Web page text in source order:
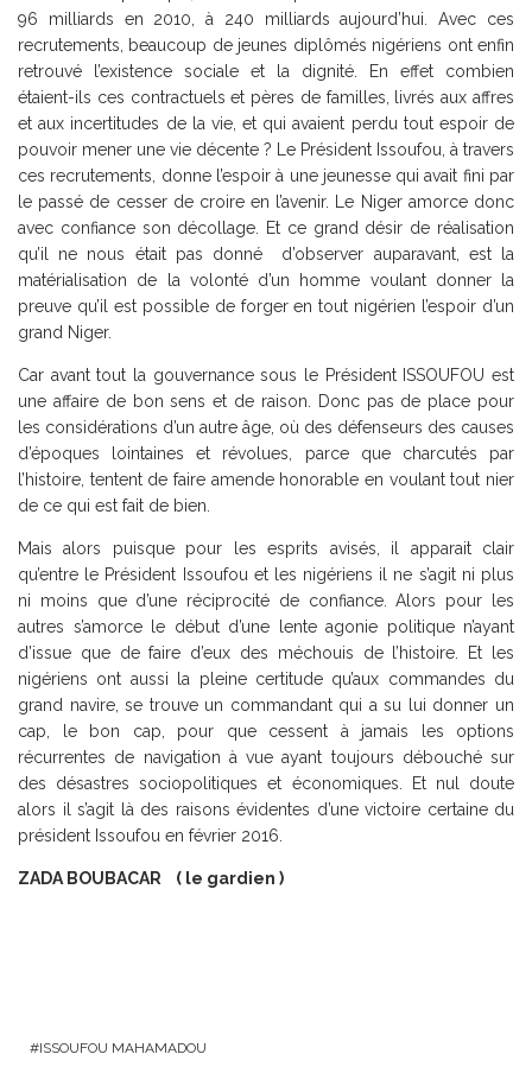
96 milliards en 2010, à 240 milliards aujourd’hui. Avec ces
recrutements, beaucoup de jeunes diplômés nigériens ont enfin
retrouvé l’existence sociale et la dignité. En effet combien
étaient-ils ces contractuels et pères de familles, livrés aux affres
et aux incertitudes de la vie, et qui avaient perdu tout espoir de
pouvoir mener une vie décente ? Le Président Issoufou, à travers
ces recrutements, donne l’espoir à une jeunesse qui avait fini par
le passé de cesser de croire en l’avenir. Le Niger amorce donc
avec confiance son décollage. Et ce grand désir de réalisation
qu’il ne nous était pas donné d’observer auparavant, est la
matérialisation de la volonté d’un homme voulant donner la
preuve qu’il est possible de forger en tout nigérien l’espoir d’un
grand Niger.
Car avant tout la gouvernance sous le Président ISSOUFOU est
une affaire de bon sens et de raison. Donc pas de place pour
les considérations d’un autre âge, où des défenseurs des causes
d’époques lointaines et révolues, parce que charcutés par
l’histoire, tentent de faire amende honorable en voulant tout nier
de ce qui est fait de bien.
Mais alors puisque pour les esprits avisés, il apparait clair
qu’entre le Président Issoufou et les nigériens il ne s’agit ni plus
ni moins que d’une réciprocité de confiance. Alors pour les
autres s’amorce le début d’une lente agonie politique n’ayant
d’issue que de faire d’eux des méchouis de l’histoire. Et les
nigériens ont aussi la pleine certitude qu’aux commandes du
grand navire, se trouve un commandant qui a su lui donner un
cap, le bon cap, pour que cessent à jamais les options
récurrentes de navigation à vue ayant toujours débouché sur
des désastres sociopolitiques et économiques. Et nul doute
alors il s’agit là des raisons évidentes d’une victoire certaine du
président Issoufou en février 2016.
ZADA BOUBACAR ( le gardien )
ISSOUFOU MAHAMADOU